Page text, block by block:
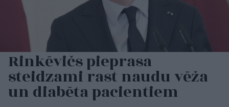
Rinkēvičs pieprasa
steidzami rast naudu vēža
un diabēta pacientiem